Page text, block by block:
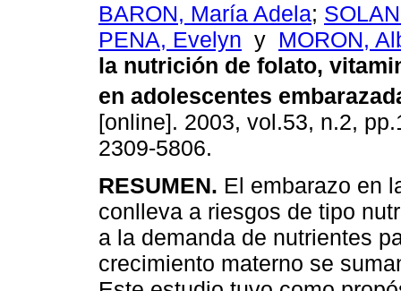
BARON, María Adela;
PENA, Evelyn y MORON,
la nutrición de folato,
en adolescentes
[online]. 2003, vol.53, n.2,
2309-5806.
RESUMEN. El embarazo en
conlleva a riesgos de tipo
a la demanda de nutrientes
crecimiento materno se